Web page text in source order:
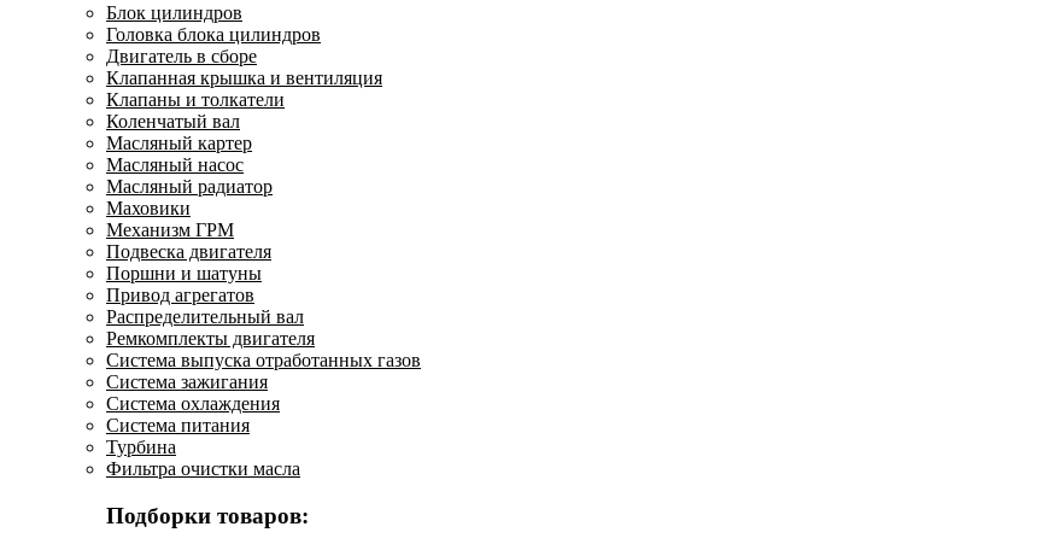
Блок цилиндров
Головка блока цилиндров
Двигатель в сборе
Клапанная крышка и вентиляция
Клапаны и толкатели
Коленчатый вал
Масляный картер
Масляный насос
Масляный радиатор
Маховики
Механизм ГРМ
Подвеска двигателя
Поршни и шатуны
Привод агрегатов
Распределительный вал
Ремкомплекты двигателя
Система выпуска отработанных газов
Система зажигания
Система охлаждения
Система питания
Турбина
Фильтра очистки масла
Подборки товаров: